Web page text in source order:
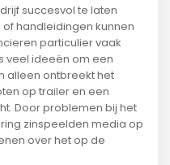
succesvol te laten
handleidingen kunnen
particulier vaak
veel ideeën om een
alleen ontbreekt het
op trailer en een
Door problemen bij het
zinspeelden media op
over het op de